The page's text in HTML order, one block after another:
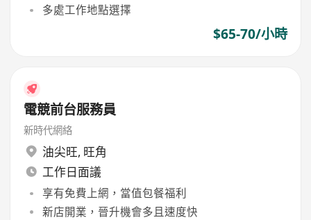
多處工作地點選擇
$65-70/小時
電競前台服務員
新時代網絡
油尖旺, 旺角
工作日面議
享有免費上網，當值包餐福利
新店開業，晉升機會多且速度快